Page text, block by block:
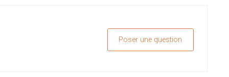
Poser une question